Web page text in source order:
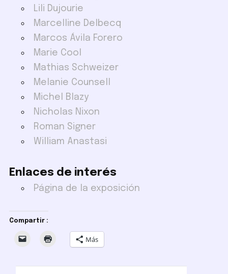
Lili Dujourie
Marcelline Delbecq
Marcos Ávila Forero
Marie Cool
Mathias Schweizer
Melanie Counsell
Michel Blazy
Nicholas Nixon
Roman Signer
William Anastasi
Enlaces de interés
Página de la exposición
Compartir :
Más